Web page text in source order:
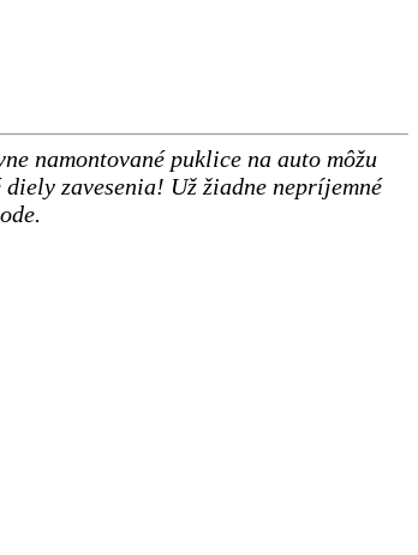
namontované puklice na auto môžu
zavesenia! Už žiadne nepríjemné